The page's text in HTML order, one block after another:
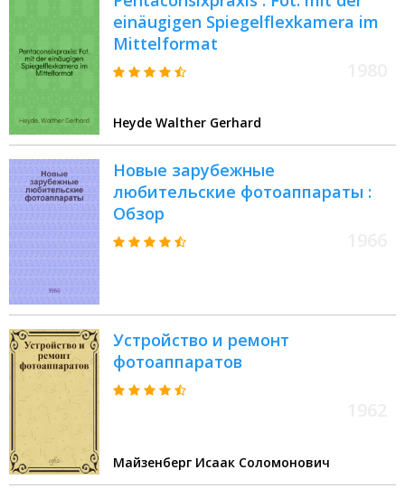
einäugigen Spiegelflexkamera im
Mittelformat
Heyde Walther Gerhard
Новые зарубежные
любительские фотоаппараты :
Обзор
Устройство и ремонт
фотоаппаратов
Майзенберг Исаак Соломонович